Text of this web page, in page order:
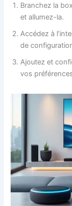
Branchez la
et allumez-la.
Accédez à
de
Ajoutez et
vos